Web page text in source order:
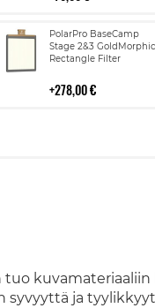
PolarPro BaseCamp
Stage 2&3 GoldMorphic
Rectangle Filter
278,00 €
Lisää
ostoskoriin
tuo
syvyyttä ja